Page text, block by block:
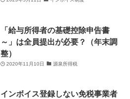
「給与所得者の基礎控除申告書
～」は全員提出が必要？（年末調
整）
2020年11月10日 源泉所得税
インボイス登録しない免税事業者